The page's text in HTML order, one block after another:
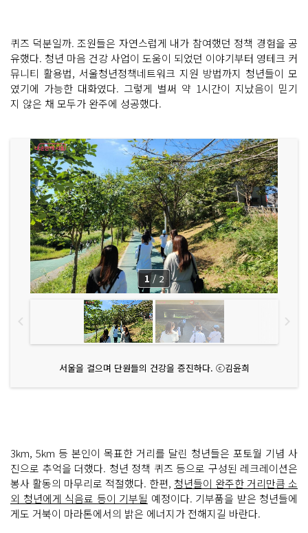
퀴즈 덕분일까. 조원들은 자연스럽게 내가 참여했던 정책 경험을 공
유했다. 청년 마음 건강 사업이 도움이 되었던 이야기부터 영테크 커
뮤니티 활용법, 서울청년정책네트워크 지원 방법까지 청년들이 모
였기에 가능한 대화였다. 그렇게 벌써 약 1시간이 지났음이 믿기
지 않은 채 모두가 완주에 성공했다.
서울을 걸으며 단원들의 건강을 증진하다. ⓒ김윤희
1 / 2
3km, 5km 등 본인이 목표한 거리를 달린 청년들은 포토월 기념 사
진으로 추억을 더했다. 청년 정책 퀴즈 등으로 구성된 레크레이션은
봉사 활동의 마무리로 적절했다. 한편, 청년들이 완주한 거리만큼 소
외 청년에게 식음료 등이 기부될 예정이다. 기부품을 받은 청년들에
게도 거북이 마라톤에서의 밝은 에너지가 전해지길 바란다.